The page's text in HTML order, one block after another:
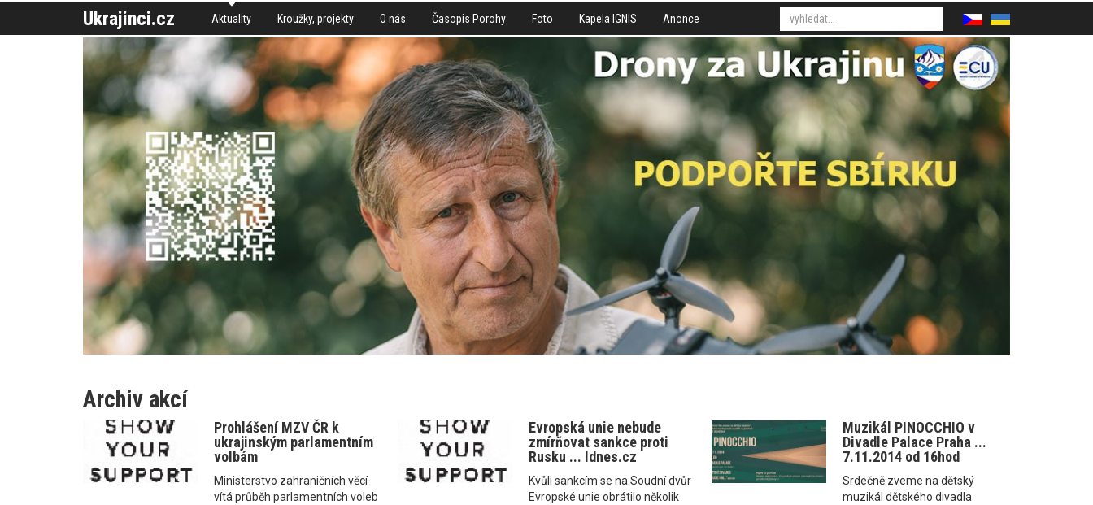
Ukrajinci.cz Aktuality Kroužky, projekty O nás Časopis Porohy Foto Kapela IGNIS Anonce
Archiv akcí
Prohlášení MZV ČR k
ukrajinským parlamentním
volbám
Ministerstvo zahraničních věcí
vítá průběh parlamentních voleb
Evropská unie nebude
zmírňovat sankce proti
Rusku ... Idnes.cz
Kvůli sankcím se na Soudní dvůr
Evropské unie obrátilo několik
Muzikál PINOCCHIO v
Divadle Palace Praha ...
7.11.2014 od 16hod
Srdečně zveme na dětský
muzikál dětského divadla